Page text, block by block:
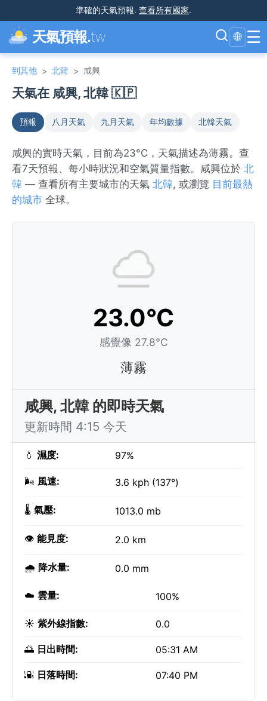
準確的天氣預報. 查看所有國家.
天氣預報.tw 🌐 ☰
到其他 > 北韓 > 咸興
天氣在 咸興, 北韓 🇰🇵
預報 八月天氣 九月天氣 年均數據 北韓天氣
咸興的實時天氣，目前為23°C，天氣描述為薄霧。查
看7天預報、每小時狀況和空氣質量指數。咸興位於 北
韓 — 查看所有主要城市的天氣 北韓, 或瀏覽 目前最熱
的城市 全球。
23.0°C
感覺像 27.8°C
薄霧
咸興, 北韓 的即時天氣
更新時間 4:15 今天
💧 濕度: 97%
🌬️ 風速: 3.6 kph (137°)
🌡️ 氣壓: 1013.0 mb
👁️ 能見度: 2.0 km
🌧️ 降水量: 0.0 mm
☁️ 雲量: 100%
☀️ 紫外線指數: 0.0
🌅 日出時間: 05:31 AM
🌇 日落時間: 07:40 PM